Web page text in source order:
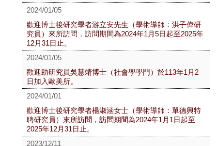
2024/01/05
歡迎博士後研究學者游立安先生（學術導師：洪子偉研
究員）來所訪問，訪問期間為2024年1月5日起至2025年
12月31日止。
2024/01/05
歡迎助研究員吳慧靖博士（社會學學門）於113年1月2
日加入歐美所。
2024/01/01
歡迎博士後研究學者楊淑涵女士（學術導師：單德興特
聘研究員）來所訪問，訪問期間為2024年1月1日起至
2025年12月31日止。
2023/12/11